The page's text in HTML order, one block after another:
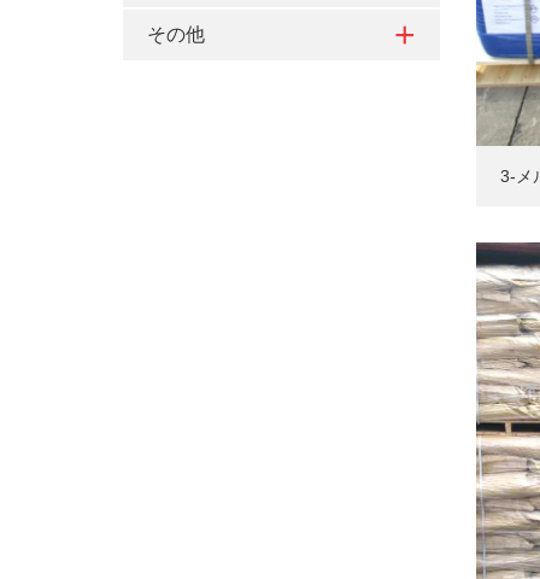
その他
3-メ